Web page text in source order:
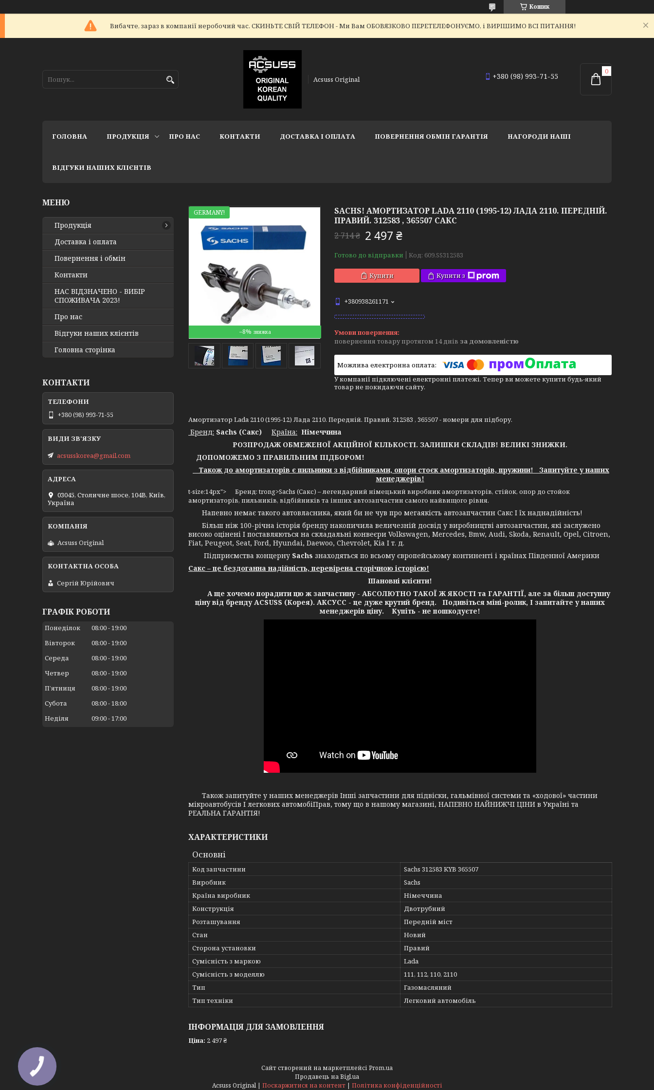
Кошик
Вибачте, зараз в компанії неробочий час. СКИНЬТЕ СВІЙ ТЕЛЕФОН - Ми Вам ОБОВЯЗКОВО ПЕРЕТЕЛЕФОНУЄМО, і ВИРІШИМО ВСІ ПИТАННЯ!
Acsuss Original +380 (98) 993-71-55
ГОЛОВНА ПРОДУКЦІЯ ПРО НАС КОНТАКТИ ДОСТАВКА І ОПЛАТА ПОВЕРНЕННЯ ОБМІН ГАРАНТІЯ НАГОРОДИ НАШІ
ВІДГУКИ НАШИХ КЛІЄНТІВ
–8%
GERMANY!
SACHS! АМОРТИЗАТОР LADA 2110 (1995-12) ЛАДА 2110. ПЕРЕДНІЙ.
ПРАВИЙ. 312583 , 365507 САКС
2 714 ₴ 2 497 ₴
Готово до відправки Код: 609.SS312583
Купити Купити з
+380938261171
повернення товару протягом 14 днів за домовленістю
У компанії підключені електронні платежі. Тепер ви можете купити будь-який
товар не покидаючи сайту.
Амортизатор Lada 2110 (1995-12) Лада 2110. Передній. Правий. 312583 , 365507 - номери для підбору.
Бренд: Sachs (Сакс) Країна: Німеччина
РОЗПРОДАЖ ОБМЕЖЕНОЇ АКЦІЙНОЇ КІЛЬКОСТІ. ЗАЛИШКИ СКЛАДІВ! ВЕЛИКІ ЗНИЖКИ.
ДОПОМОЖЕМО З ПРАВИЛЬНИМ ПІДБОРОМ!
Також до амортизаторів є пильники з відбійниками, опори стоєк амортизаторів, пружини! Запитуйте у наших
менеджерів!
t-size:14px"> Бренд: trong>Sachs (Сакс) – легендарний німецький виробник амортизаторів, стійок, опор до стойок
амортизаторів, пильників, відбійників та інших автозапчастин самого найвищого рівня.
Напевно немає такого автовласника, який би не чув про мегаякість автозапчастин Сакс І їх наднадійність!
Більш ніж 100-річна історія бренду накопичила величезній досвід у виробництві автозапчастин, які заслужено
високо оцінені І поставляються на складальні конвеєри Volkswagen, Mercedes, Bmw, Audi, Skoda, Renault, Opel, Citroen,
Fiat, Peugeot, Seat, Ford, Hyundai, Daewoo, Chevrolet, Kia І т. д.
Підприємства концерну Sachs знаходяться по всьому європейському континенті і країнах Південної Америки
Сакс – це бездоганна надійність, перевірена сторічною історією!
Шановні клієнти!
А ще хочемо порадити цю ж запчастину - АБСОЛЮТНО ТАКОЇ Ж ЯКОСТІ та ГАРАНТІЇ, але за більш доступну
ціну від бренду ACSUSS (Корея). АКСУСС - це дуже крутий бренд. Подивіться міні-ролик, І запитайте у наших
менеджерів ціну. Купіть - не пошкодуєте!
Також запитуйте у наших менеджерів Інші запчастини для підвіски, гальмівної системи та «ходової» частини
мікроавтобусів І легкових автомобіПрав, тому що в нашому магазині, НАПЕВНО НАЙНИЖЧІ ЦІНИ в Україні та
РЕАЛЬНА ГАРАНТІЯ!
ХАРАКТЕРИСТИКИ
Основні
Код запчастини
Sachs 312583 KYB 365507
Виробник
Sachs
Країна виробник
Німеччина
Конструкція
Двотрубний
Розташування
Передній міст
Стан
Новий
Сторона установки
Правий
Сумісність з маркою
Lada
Сумісність з моделлю
111, 112, 110, 2110
Тип
Газомасляний
Тип техніки
Легковий автомобіль
ІНФОРМАЦІЯ ДЛЯ ЗАМОВЛЕННЯ
Ціна: 2 497 ₴
Продукція
Доставка і оплата
Повернення і обмін
Контакти
НАС ВІДЗНАЧЕНО - ВИБІР
СПОЖИВАЧА 2023!
Про нас
Відгуки наших клієнтів
Головна сторінка
КОНТАКТИ
+380 (98) 993-71-55
acsusskorea@gmail.com
03045, Столичне шосе, 104B, Київ,
Україна
Acsuss Original
Сергій Юрійович
ГРАФІК РОБОТИ
Понеділок 08:00 19:00
Вівторок
08:00 19:00
Середа
08:00 19:00
Четвер
08:00 19:00
Пʼятниця
08:00 19:00
Субота
08:00 18:00
Неділя
09:00 17:00
Сайт створений на маркетплейсі Prom.ua
Продавець на Bigl.ua
Acsuss Original | Поскаржитися на контент | Політика конфіденційності